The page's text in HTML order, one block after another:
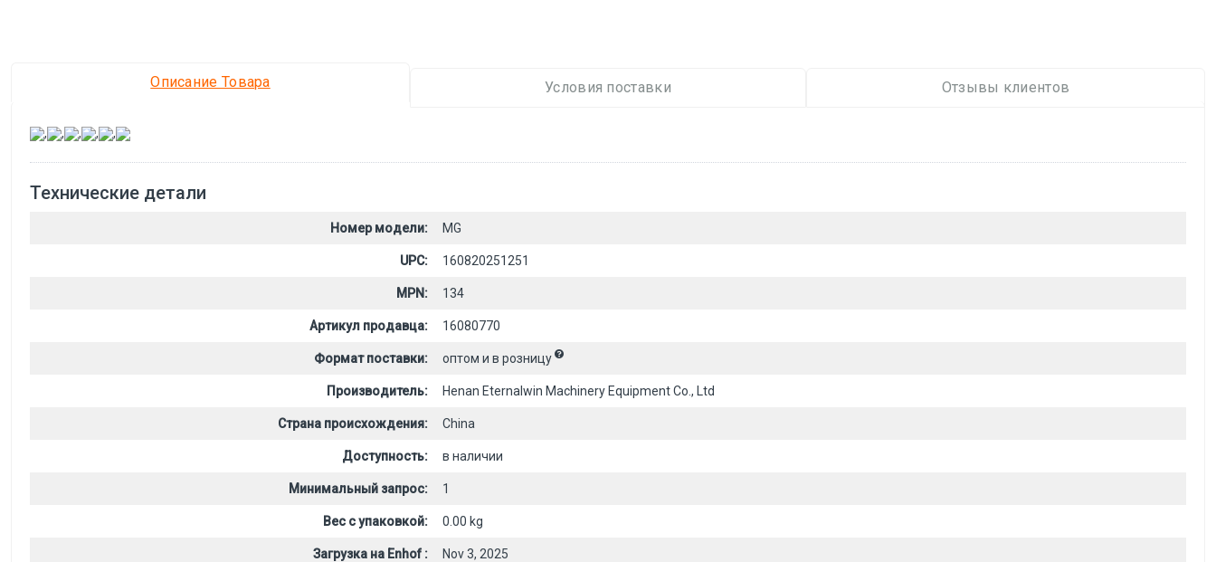
Описание Товара Условия поставки Отзывы клиентов
, , , , ,
Технические детали
Номер модели: MG
UPC: 160820251251
MPN: 134
Артикул продавца: 16080770
Формат поставки: оптом и в розницу
Производитель: Henan Eternalwin Machinery Equipment Co., Ltd
Страна происхождения: China
Доступность: в наличии
Минимальный запрос: 1
Вес с упаковкой: 0.00 kg
Загрузка на Enhof : Nov 3, 2025